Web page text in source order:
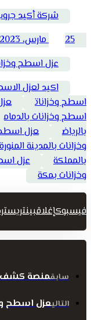
شركة أكيد
25 مارس، 2023
عزل اسطح
اكيد لعزل
اسطح وخزانات
اسطح وخزانات بالدمام
بالرياض
عزل اسطح
وخزانات بالمدينة المنورة
بالمملكة
عزل
وخزانات بمكة
فيسبوكإغلاقبينتريست
سابقمنصة كشف
التاليعزل اسطح